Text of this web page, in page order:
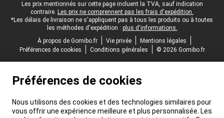
Pied-de-page légal
Les prix mentionnés sur cette page incluent la TVA, sauf indication
contraire. Les prix ne comprennent pas les frais d'expédition.
*Les délais de livraison ne s'appliquent pas à tous les produits ou à toutes
les méthodes d'expédition : plus d'informations.
À propos de Gomibo.fr
Vie privée
Mentions légales
Préférences de cookies
Conditions générales © 2026 Gomibo.fr
Préférences de cookies
Nous utilisons des cookies et des technologies similaires pour
vous offrir une expérience meilleure et plus personnalisée. Les